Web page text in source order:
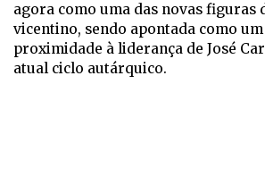
agora como uma das novas figuras
vicentino, sendo apontada como
proximidade à liderança de José
atual ciclo autárquico.